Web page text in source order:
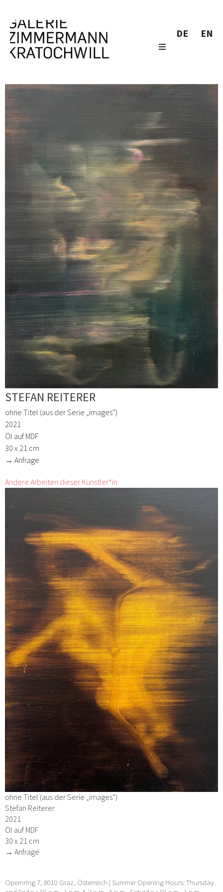
DE EN
STEFAN REITERER
ohne Titel (aus der Serie „images“)
2021
Öl auf MDF
30 x 21 cm
→ Anfrage
Andere Arbeiten dieser Künstler*in
ohne Titel (aus der Serie „images“)
Stefan Reiterer
2021
Öl auf MDF
30 x 21 cm
→ Anfrage
Opernring 7, 8010 Graz, Österreich | Summer Opening Hours: Thursday